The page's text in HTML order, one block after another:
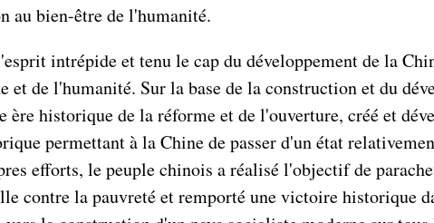
au bien-être de l'humanité.
intrépide et tenu le cap du développement de la
de l'humanité. Sur la base de la construction et du
historique de la réforme et de l'ouverture, créé et
permettant à la Chine de passer d'un état
efforts, le peuple chinois a réalisé l'objectif de
contre la pauvreté et remporté une victoire historique